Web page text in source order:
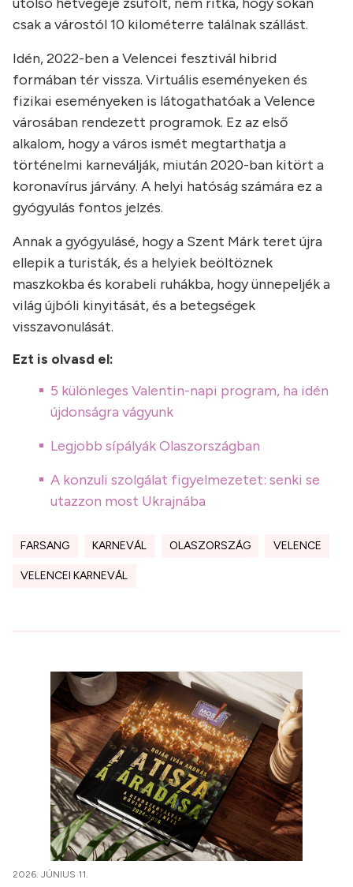
csak a várostól 10 kilométerre találnak szállást.
Idén, 2022-ben a Velencei fesztivál hibrid
formában tér vissza. Virtuális eseményeken és
fizikai eseményeken is látogathatóak a Velence
városában rendezett programok. Ez az első
alkalom, hogy a város ismét megtarthatja a
történelmi karneválják, miután 2020-ban kitört a
koronavírus járvány. A helyi hatóság számára ez a
gyógyulás fontos jelzés.
Annak a gyógyulásé, hogy a Szent Márk teret újra
ellepik a turisták, és a helyiek beöltöznek
maszkokba és korabeli ruhákba, hogy ünnepeljék a
világ újbóli kinyitását, és a betegségek
visszavonulását.
Ezt is olvasd el:
5 különleges Valentin-napi program, ha idén
újdonságra vágyunk
Legjobb sípályák Olaszországban
A konzuli szolgálat figyelmezetet: senki se
utazzon most Ukrajnába
FARSANG KARNEVÁL OLASZORSZÁG VELENCE
VELENCEI KARNEVÁL
2026. JÚNIUS 11.